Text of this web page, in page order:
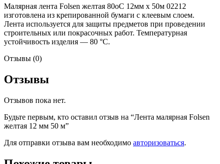
Малярная лента Folsen желтая 80oC 12мм x 50м 02212
изготовлена из крепированной бумаги с клеевым слоем.
Лента используется для защиты предметов при проведении
строительных или покрасочных работ. Температурная
устойчивость изделия — 80 °С.
Отзывы (0)
Отзывы
Отзывов пока нет.
Будьте первым, кто оставил отзыв на “Лента малярная Folsen
желтая 12 мм 50 м”
Для отправки отзыва вам необходимо авторизоваться.